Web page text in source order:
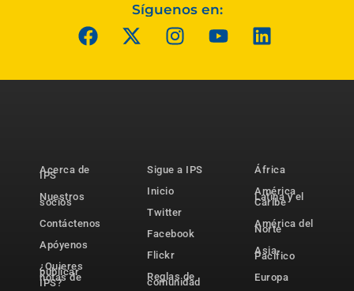
Síguenos en:
Acerca de
IPS
Nuestros
socios
Contáctenos
Apóyenos
¿Quieres
publicar
notas de
IPS?
Sigue a IPS
Inicio
Twitter
Facebook
Flickr
Reglas de
comunidad
África
América
Latina y el
Caribe
América del
Norte
Asia-
Pacífico
Europa